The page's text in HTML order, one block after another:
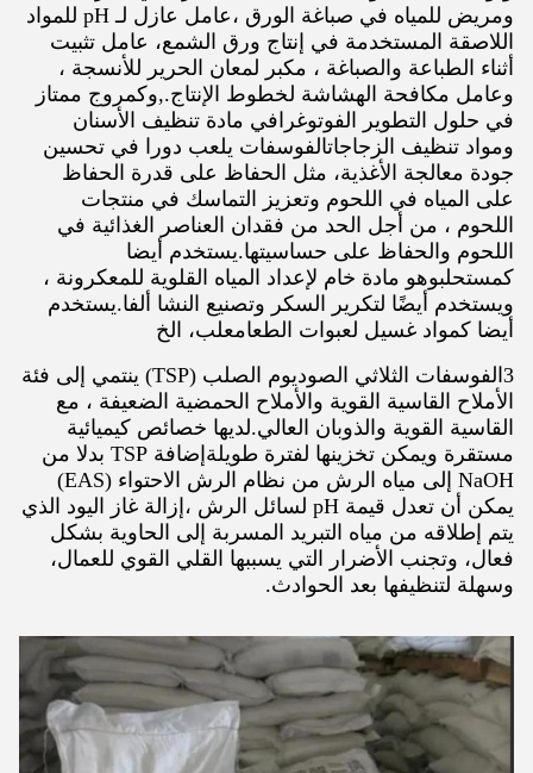
ومريض للمياه في صباغة الورق ،عامل عازل لـ pH للمواد
اللاصقة المستخدمة في إنتاج ورق الشمع، عامل تثبيت
أثناء الطباعة والصباغة ، مكبر لمعان الحرير للأنسجة ،
وعامل مكافحة الهشاشة لخطوط الإنتاج.,وكمروج ممتاز
في حلول التطوير الفوتوغرافي مادة تنظيف الأسنان
ومواد تنظيف الزجاجاتالفوسفات يلعب دورا في تحسين
جودة معالجة الأغذية، مثل الحفاظ على قدرة الحفاظ
على المياه في اللحوم وتعزيز التماسك في منتجات
اللحوم ، من أجل الحد من فقدان العناصر الغذائية في
اللحوم والحفاظ على حساسيتها.يستخدم أيضا
كمستحلبوهو مادة خام لإعداد المياه القلوية للمعكرونة ،
ويستخدم أيضًا لتكرير السكر وتصنيع النشا ألفا.يستخدم
أيضا كمواد غسيل لعبوات الطعامعلب، الخ
3الفوسفات الثلاثي الصوديوم الصلب (TSP) ينتمي إلى فئة
الأملاح القاسية القوية والأملاح الحمضية الضعيفة ، مع
القاسية القوية والذوبان العالي.لديها خصائص كيميائية
مستقرة ويمكن تخزينها لفترة طويلةإضافة TSP بدلا من
NaOH إلى مياه الرش من نظام الرش الاحتواء (EAS)
يمكن أن تعدل قيمة pH لسائل الرش ،إزالة غاز اليود الذي
يتم إطلاقه من مياه التبريد المسربة إلى الحاوية بشكل
فعال، وتجنب الأضرار التي يسببها القلي القوي للعمال،
وسهلة لتنظيفها بعد الحوادث.